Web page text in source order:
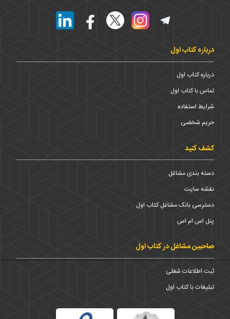
درباره کتاب اول
درباره کتاب اول
تماس با کتاب اول
شرایط استفاده
حریم شخضی
کشف کنید
دسته بندی مشاغل
نقشه سایت
دسترسی بانک مشاغل کتاب اول
پنل اس ام اس
صاحبین مشاغل در کتاب اول
ثبت اطلاعات شغلی
تبلیغات با کتاب اول